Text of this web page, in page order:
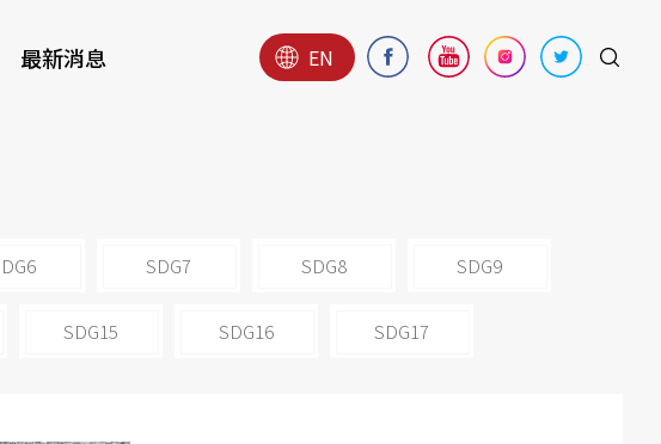
最新消息 EN
SDG7 SDG8 SDG9
SDG15 SDG16 SDG17